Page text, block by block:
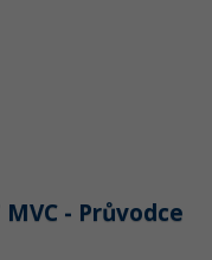
MVC - Průvodce